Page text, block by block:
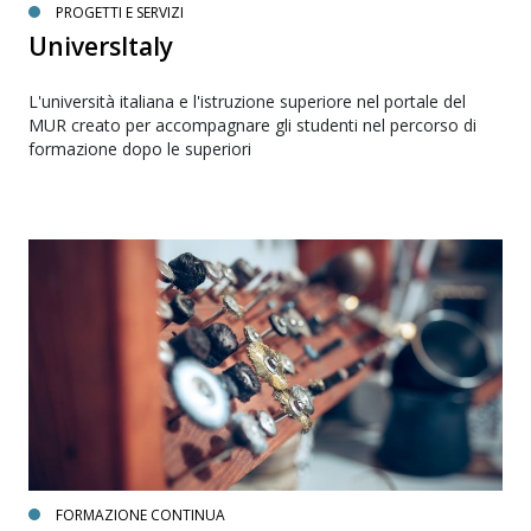
PROGETTI E SERVIZI
UniversItaly
L'università italiana e l'istruzione superiore nel portale del
MUR creato per accompagnare gli studenti nel percorso di
formazione dopo le superiori
FORMAZIONE CONTINUA